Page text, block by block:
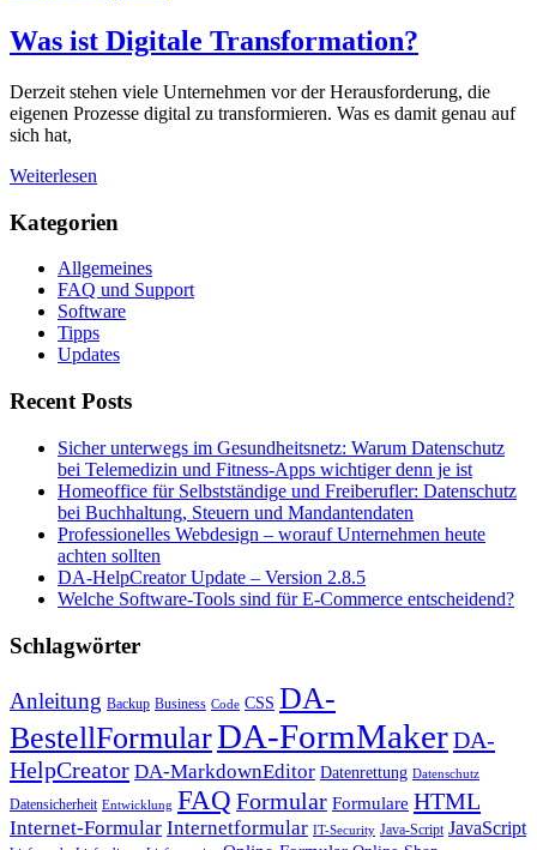
Was ist Digitale Transformation?
Derzeit stehen viele Unternehmen vor der Herausforderung, die
eigenen Prozesse digital zu transformieren. Was es damit genau auf
sich hat,
Weiterlesen
Kategorien
Allgemeines
FAQ und Support
Software
Tipps
Updates
Recent Posts
Sicher unterwegs im Gesundheitsnetz: Warum Datenschutz
bei Telemedizin und Fitness-Apps wichtiger denn je ist
Homeoffice für Selbstständige und Freiberufler: Datenschutz
bei Buchhaltung, Steuern und Mandantendaten
Professionelles Webdesign – worauf Unternehmen heute
achten sollten
DA-HelpCreator Update – Version 2.8.5
Welche Software-Tools sind für E-Commerce entscheidend?
Schlagwörter
Anleitung Backup Business Code CSS DA-
BestellFormularDA-FormMakerDA-
HelpCreator DA-MarkdownEditor Datenrettung Datenschutz
Datensicherheit Entwicklung FAQ Formular Formulare HTML
Internet-Formular Internetformular IT-Security Java-Script JavaScript